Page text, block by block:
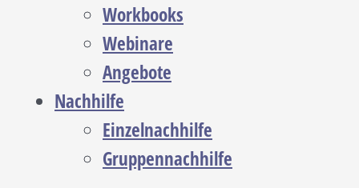
Workbooks
Webinare
Angebote
Nachhilfe
Einzelnachhilfe
Gruppennachhilfe